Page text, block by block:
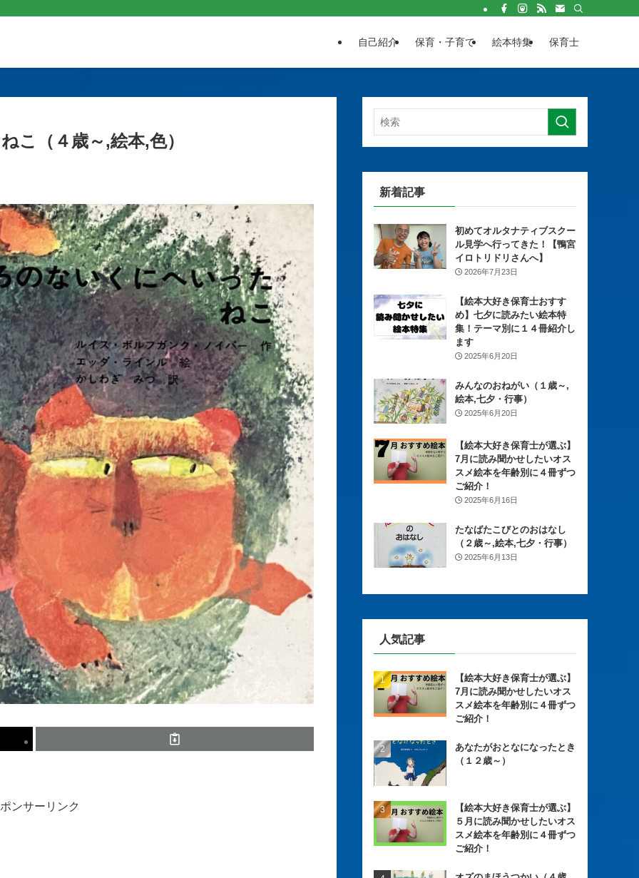
自己紹介 保育・子育て 絵本特集 保育士
こ（４歳～,絵本,色）
ンサーリンク
新着記事
初めてオルタナティブスクー
ル見学へ行ってきた！【鴨宮
イロトリドリさんへ】
2026年7月23日
【絵本大好き保育士おすす
め】七夕に読みたい絵本特
集！テーマ別に１４冊紹介し
ます
2025年6月20日
みんなのおねがい（１歳～,
絵本,七夕・行事）
2025年6月20日
【絵本大好き保育士が選ぶ】
7月に読み聞かせしたいオス
スメ絵本を年齢別に４冊ずつ
ご紹介！
2025年6月16日
たなばたこびとのおはなし
（２歳～,絵本,七夕・行事）
2025年6月13日
人気記事
【絵本大好き保育士が選ぶ】
7月に読み聞かせしたいオス
スメ絵本を年齢別に４冊ずつ
ご紹介！
あなたがおとなになったとき
（１２歳～）
【絵本大好き保育士が選ぶ】
５月に読み聞かせしたいオス
スメ絵本を年齢別に４冊ずつ
ご紹介！